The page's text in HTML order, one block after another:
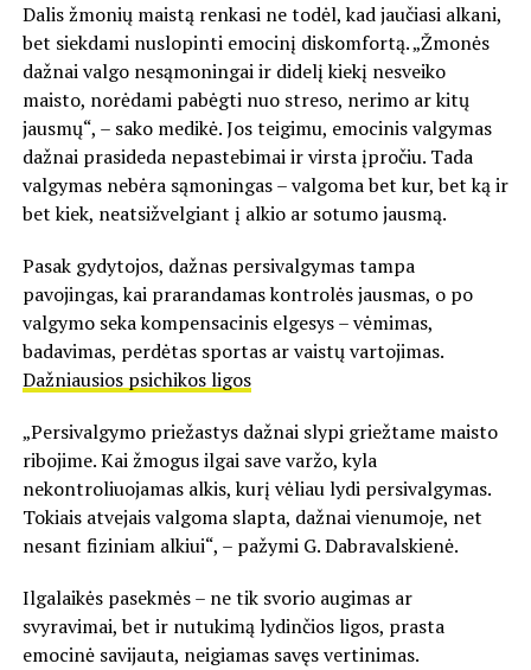
Dalis žmonių maistą renkasi ne todėl, kad jaučiasi alkani,
bet siekdami nuslopinti emocinį diskomfortą. „Žmonės
dažnai valgo nesąmoningai ir didelį kiekį nesveiko
maisto, norėdami pabėgti nuo streso, nerimo ar kitų
jausmų“, – sako medikė. Jos teigimu, emocinis valgymas
dažnai prasideda nepastebimai ir virsta įpročiu. Tada
valgymas nebėra sąmoningas – valgoma bet kur, bet ką ir
bet kiek, neatsižvelgiant į alkio ar sotumo jausmą.
Pasak gydytojos, dažnas persivalgymas tampa
pavojingas, kai prarandamas kontrolės jausmas, o po
valgymo seka kompensacinis elgesys – vėmimas,
badavimas, perdėtas sportas ar vaistų vartojimas.
Dažniausios psichikos ligos
„Persivalgymo priežastys dažnai slypi griežtame maisto
ribojime. Kai žmogus ilgai save varžo, kyla
nekontroliuojamas alkis, kurį vėliau lydi persivalgymas.
Tokiais atvejais valgoma slapta, dažnai vienumoje, net
nesant fiziniam alkiui“, – pažymi G. Dabravalskienė.
Ilgalaikės pasekmės – ne tik svorio augimas ar
svyravimai, bet ir nutukimą lydinčios ligos, prasta
emocinė savijauta, neigiamas savęs vertinimas.